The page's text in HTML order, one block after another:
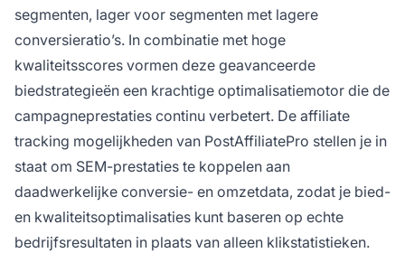
segmenten, lager voor segmenten met lagere
conversieratio’s. In combinatie met hoge
kwaliteitsscores vormen deze geavanceerde
biedstrategieën een krachtige optimalisatiemotor die de
campagneprestaties continu verbetert. De affiliate
tracking mogelijkheden van PostAffiliatePro stellen je in
staat om SEM-prestaties te koppelen aan
daadwerkelijke conversie- en omzetdata, zodat je bied-
en kwaliteitsoptimalisaties kunt baseren op echte
bedrijfsresultaten in plaats van alleen klikstatistieken.